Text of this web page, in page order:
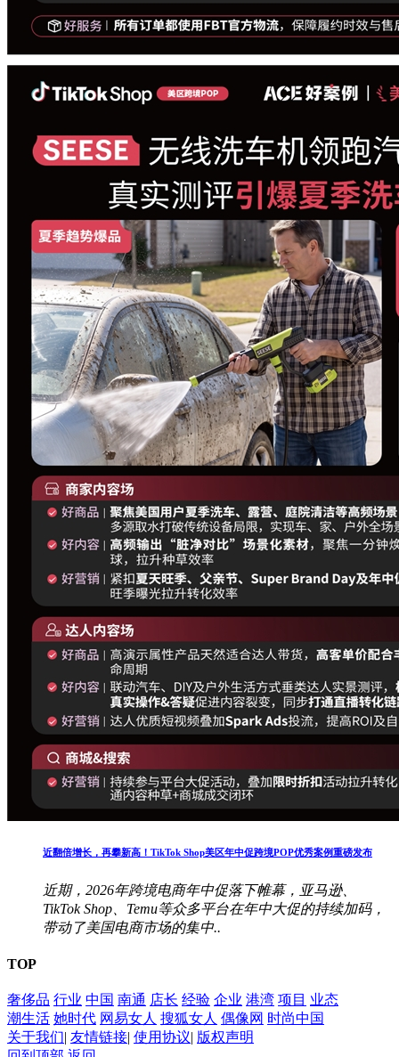
近翻倍增长，再攀新高！TikTok Shop美区年中促跨境POP优秀案例重磅发布
近期，2026年跨境电商年中促落下帷幕，亚马逊、
TikTok Shop、Temu等众多平台在年中大促的持续加码，
带动了美国电商市场的集中..
TOP
奢侈品 行业 中国 南通 店长 经验 企业 港湾 项目 业态
潮生活 她时代 网易女人 搜狐女人 偶像网 时尚中国
关于我们| 友情链接| 使用协议| 版权声明